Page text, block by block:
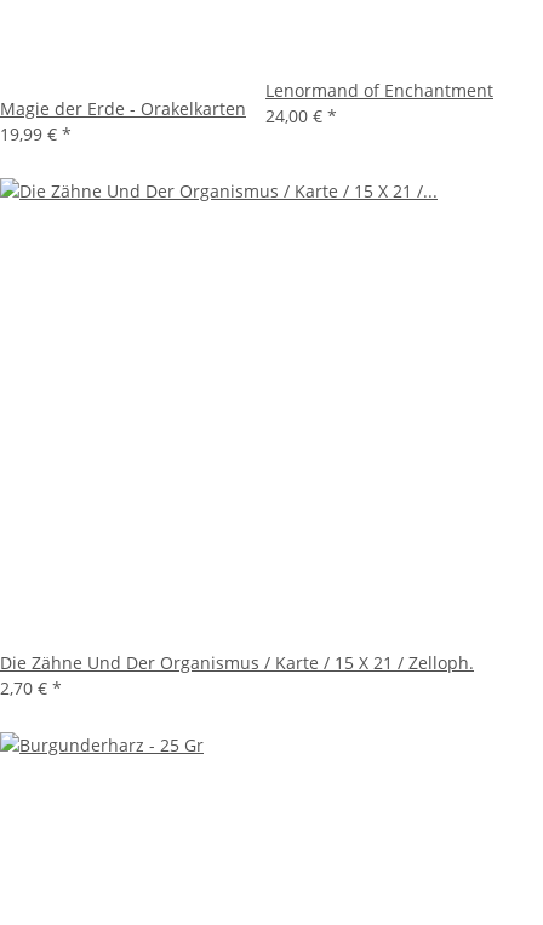
Magie der Erde - Orakelkarten
19,99 € *
Lenormand of Enchantment
24,00 € *
Die Zähne Und Der Organismus / Karte / 15 X 21 / Zelloph.
2,70 € *